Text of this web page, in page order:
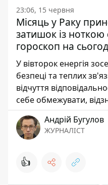
23:06, 15 червня
Місяць у Раку
затишок із ноткою
гороскоп на
У вівторок енергія
безпеці та теплих
відчуття
себе обмежувати,
Андрій Бугулов
ЖУРНАЛІСТ
👍